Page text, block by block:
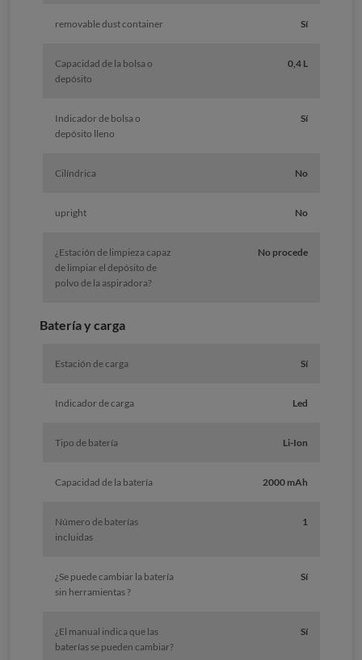
removable dust container Sí
Capacidad de la bolsa o
depósito
0,4 L
Indicador de bolsa o
depósito lleno
Sí
Cilíndrica No
upright No
¿Estación de limpieza capaz
de limpiar el depósito de
polvo de la aspiradora?
No procede
Batería y carga
Estación de carga Sí
Indicador de carga Led
Tipo de batería Li-Ion
Capacidad de la batería 2000 mAh
Número de baterías
incluidas
1
¿Se puede cambiar la batería
sin herramientas ?
Sí
¿El manual indica que las
baterías se pueden cambiar?
Sí